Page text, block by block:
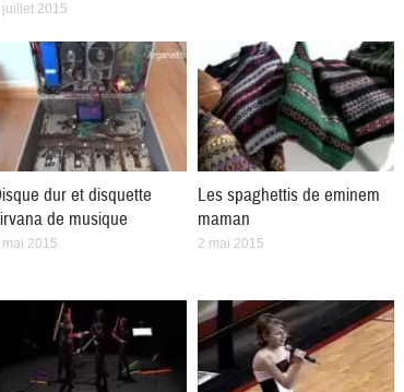
juillet 2015
dur et disquette
de musique
mai 2015
Les spaghettis de eminem
maman
2 mai 2015